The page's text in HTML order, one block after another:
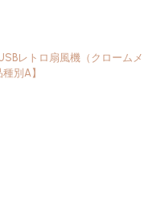
レトロ扇風機（クロームメ
別A】